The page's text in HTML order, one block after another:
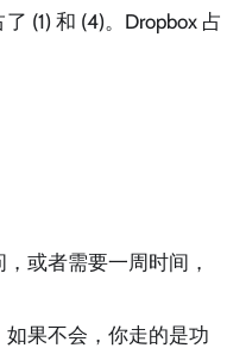
(1) 和 (4)。Dropbox 占
或者需要一周时间，
如果不会，你走的是功